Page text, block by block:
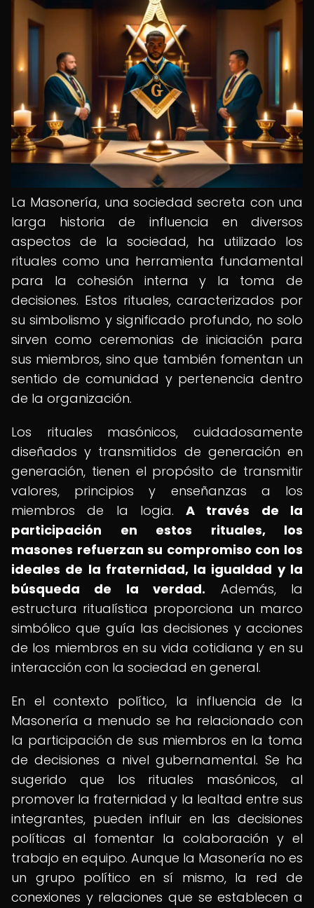
La Masonería, una sociedad secreta con una
larga historia de influencia en diversos
aspectos de la sociedad, ha utilizado los
rituales como una herramienta fundamental
para la cohesión interna y la toma de
decisiones. Estos rituales, caracterizados por
su simbolismo y significado profundo, no solo
sirven como ceremonias de iniciación para
sus miembros, sino que también fomentan un
sentido de comunidad y pertenencia dentro
de la organización.
Los rituales masónicos, cuidadosamente
diseñados y transmitidos de generación en
generación, tienen el propósito de transmitir
valores, principios y enseñanzas a los
miembros de la logia.A través de la
participación en estos rituales, los
masones refuerzan su compromiso con los
ideales de la fraternidad, la igualdad y la
búsqueda de la verdad. Además, la
estructura ritualística proporciona un marco
simbólico que guía las decisiones y acciones
de los miembros en su vida cotidiana y en su
interacción con la sociedad en general.
En el contexto político, la influencia de la
Masonería a menudo se ha relacionado con
la participación de sus miembros en la toma
de decisiones a nivel gubernamental. Se ha
sugerido que los rituales masónicos, al
promover la fraternidad y la lealtad entre sus
integrantes, pueden influir en las decisiones
políticas al fomentar la colaboración y el
trabajo en equipo. Aunque la Masonería no es
un grupo político en sí mismo, la red de
conexiones y relaciones que se establecen a